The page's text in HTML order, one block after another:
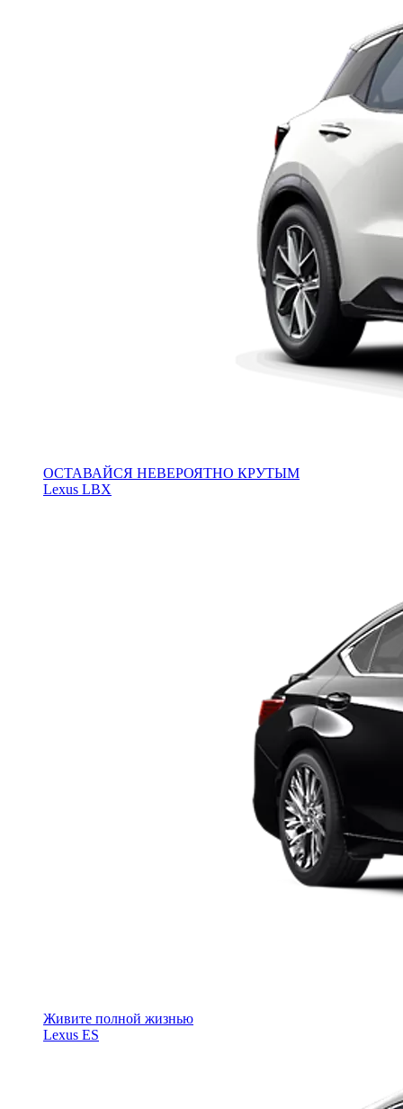
ОСТАВАЙСЯ НЕВЕРОЯТНО КРУТЫМ
Lexus LBX
Живите полной жизнью
Lexus ES